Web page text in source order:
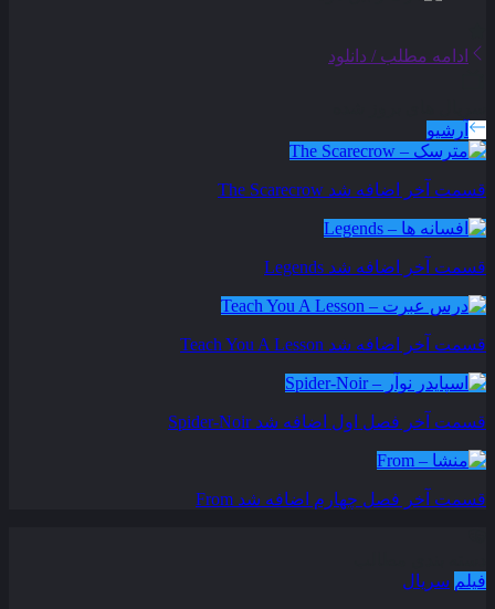
ادامه مطلب / دانلود
آرشیو
قسمت آخر اضافه شد The Scarecrow
قسمت آخر اضافه شد Legends
قسمت آخر اضافه شد Teach You A Lesson
قسمت آخر فصل اول اضافه شد Spider-Noir
قسمت آخر فصل چهارم اضافه شد From
فیلم سریال